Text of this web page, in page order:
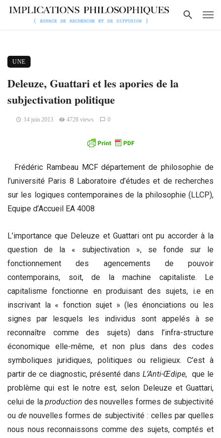
UNE
Deleuze, Guattari et les apories de la
subjectivation politique
14 juin 2013 4728 views 0
Frédéric Rambeau MCF département de philosophie de
l’université Paris 8 Laboratoire d’études et de recherches
sur les logiques contemporaines de la philosophie (LLCP),
Equipe d’Accueil EA 4008
L’importance que Deleuze et Guattari ont pu accorder à la
question de la « subjectivation », se fonde sur le
fonctionnement des agencements de pouvoir
contemporains, soit, de la machine capitaliste. Le
capitalisme fonctionne en produisant des sujets, i.e en
inscrivant la « fonction sujet » (les énonciations ou les
signes par lesquels les individus sont appelés à se
reconnaître comme des sujets) dans l’infra-structure
économique elle-même, et non plus dans des codes
symboliques juridiques, politiques ou religieux. C’est à
partir de ce diagnostic, présenté dans L’Anti-Œdipe, que le
problème qui est le notre est, selon Deleuze et Guattari,
celui de la production des nouvelles formes de subjectivité
oudenouvelles formes de subjectivité : celles par quelles
nous nous reconnaissons comme des sujets, comptés et